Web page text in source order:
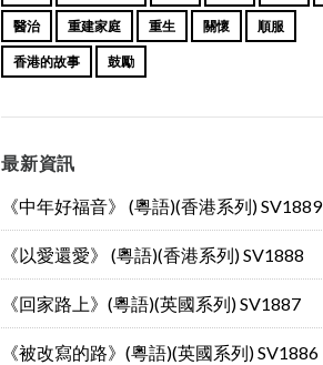
醫治 重建家庭 重生 關懷 順服
香港的故事 鼓勵
最新資訊
《中年好福音》 (粵語)(香港系列) SV1889
《以愛還愛》 (粵語)(香港系列) SV1888
《回家路上》(粵語)(英國系列) SV1887
《被改寫的路》(粵語)(英國系列) SV1886